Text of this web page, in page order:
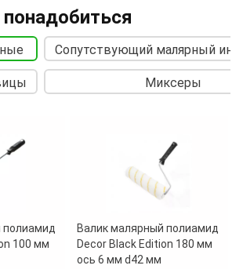
Сопутствующий малярный
Миксеры
полиамид
100 мм
Валик малярный полиамид
Decor Black Edition 180 мм
ось 6 мм d42 мм